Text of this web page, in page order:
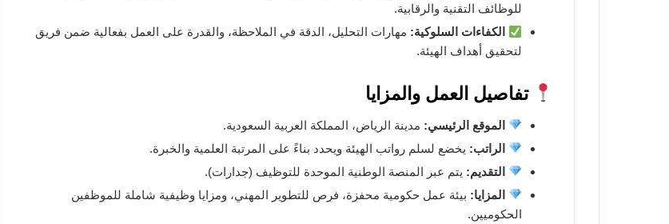
للوظائف التقنية والرقابية.
الكفاءات السلوكية: مهارات التحليل، الدقة في الملاحظة، والقدرة على العمل بفعالية ضمن فريق
لتحقيق أهداف الهيئة.
تفاصيل العمل والمزايا
الموقع الرئيسي: مدينة الرياض، المملكة العربية السعودية.
الراتب: يخضع لسلم رواتب الهيئة ويحدد بناءً على المرتبة العلمية والخبرة.
التقديم: يتم عبر المنصة الوطنية الموحدة للتوظيف (جدارات).
المزايا: بيئة عمل حكومية محفزة، فرص للتطوير المهني، ومزايا وظيفية شاملة للموظفين
الحكوميين.